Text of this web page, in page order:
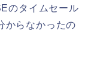
のタイムセール
からなかったの